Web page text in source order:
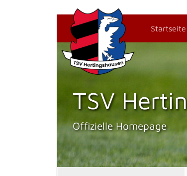
Startseite
TSV
Offizielle Homepage